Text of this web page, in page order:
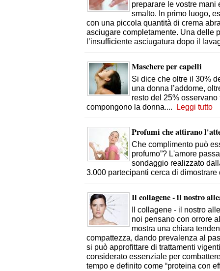
preparare le vostre
smalto. In primo luogo,
con una piccola quantità di crema
asciugare completamente. Una delle
l’insufficiente asciugatura dopo il
Maschere per capelli
Si dice che oltre il 30%
una donna l’addome,
resto del 25%
compongono la donna.... Leggi tutto
Profumi che attirano
Che complimento può
profumo”? L'amore
sondaggio realizzato
3.000 partecipanti cerca di
Il collagene - il nostro
Il collagene - il nostro
noi pensano con orrore
mostra una chiara
compattezza, dando prevalenza al
si può approfittare di trattamenti
considerato essenziale per
tempo e definito come “proteina con